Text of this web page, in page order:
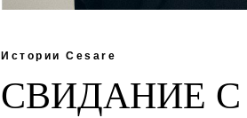
Истории Cesare
СВИДАНИЕ